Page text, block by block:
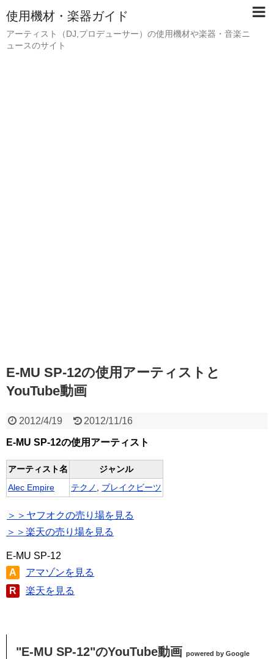
使用機材・楽器ガイド
アーティスト（DJ,プロデューサー）の使用機材や楽器・音楽ニ
ュースのサイト
E-MU SP-12の使用アーティストと
YouTube動画
2012/4/19 2012/11/16
E-MU SP-12の使用アーティスト
アーティスト名
ジャンル
Alec Empire
テクノ , ブレイクビーツ
＞＞ヤフオクの売り場を見る
＞＞楽天の売り場を見る
E-MU SP-12
A
アマゾンを見る
R
楽天を見る
"E-MU SP-12"のYouTube動画 powered by Google